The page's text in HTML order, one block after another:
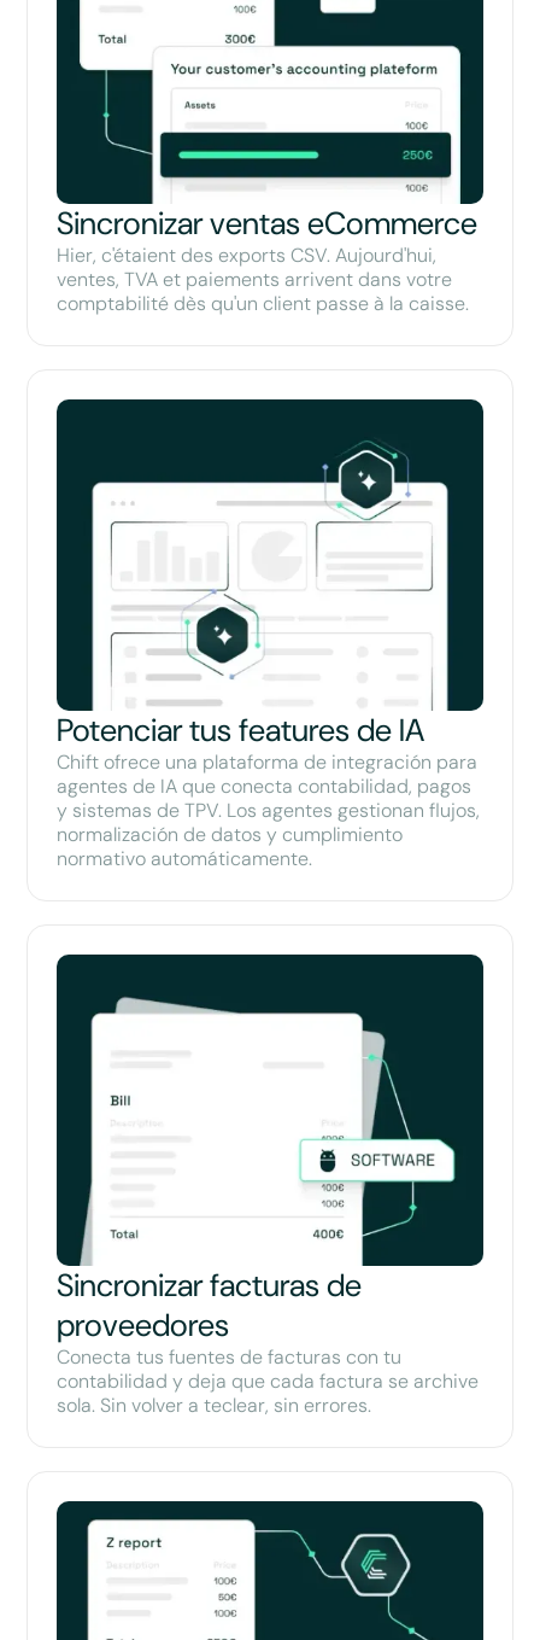
Sincronizar ventas eCommerce
Hier, c'étaient des exports CSV. Aujourd'hui,
ventes, TVA et paiements arrivent dans votre
comptabilité dès qu'un client passe à la caisse.
Potenciar tus features de IA
Chift ofrece una plataforma de integración para
agentes de IA que conecta contabilidad, pagos
y sistemas de TPV. Los agentes gestionan flujos,
normalización de datos y cumplimiento
normativo automáticamente.
Sincronizar facturas de
proveedores
Conecta tus fuentes de facturas con tu
contabilidad y deja que cada factura se archive
sola. Sin volver a teclear, sin errores.